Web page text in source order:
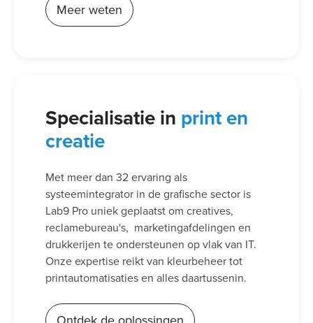
Meer weten
Specialisatie in print en
creatie
Met meer dan 32 ervaring als
systeemintegrator in de grafische sector is
Lab9 Pro uniek geplaatst om creatives,
reclamebureau's, marketingafdelingen en
drukkerijen te ondersteunen op vlak van IT.
Onze expertise reikt van kleurbeheer tot
printautomatisaties en alles daartussenin.